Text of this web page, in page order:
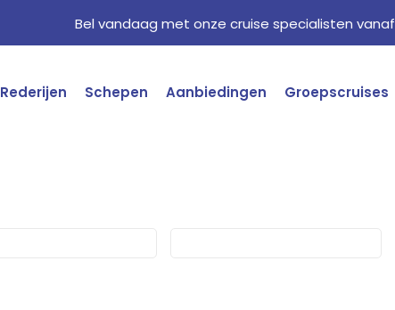
Bel vandaag met onze cruise specialisten vanaf
Rederijen Schepen Aanbiedingen Groepscruises